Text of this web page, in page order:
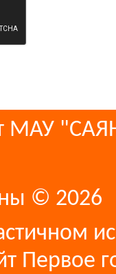
МАУ
© 2026
Первое